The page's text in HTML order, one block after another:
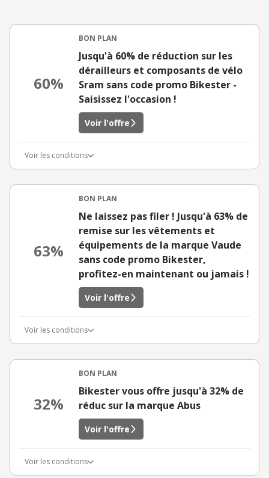
60%
BON PLAN
Jusqu'à 60% de réduction sur les
dérailleurs et composants de vélo
Sram sans code promo Bikester -
Saisissez l'occasion !
Voir l'offre
Voir les conditions
63%
BON PLAN
Ne laissez pas filer ! Jusqu'à 63% de
remise sur les vêtements et
équipements de la marque Vaude
sans code promo Bikester,
profitez-en maintenant ou jamais !
Voir l'offre
Voir les conditions
32%
BON PLAN
Bikester vous offre jusqu'à 32% de
réduc sur la marque Abus
Voir l'offre
Voir les conditions